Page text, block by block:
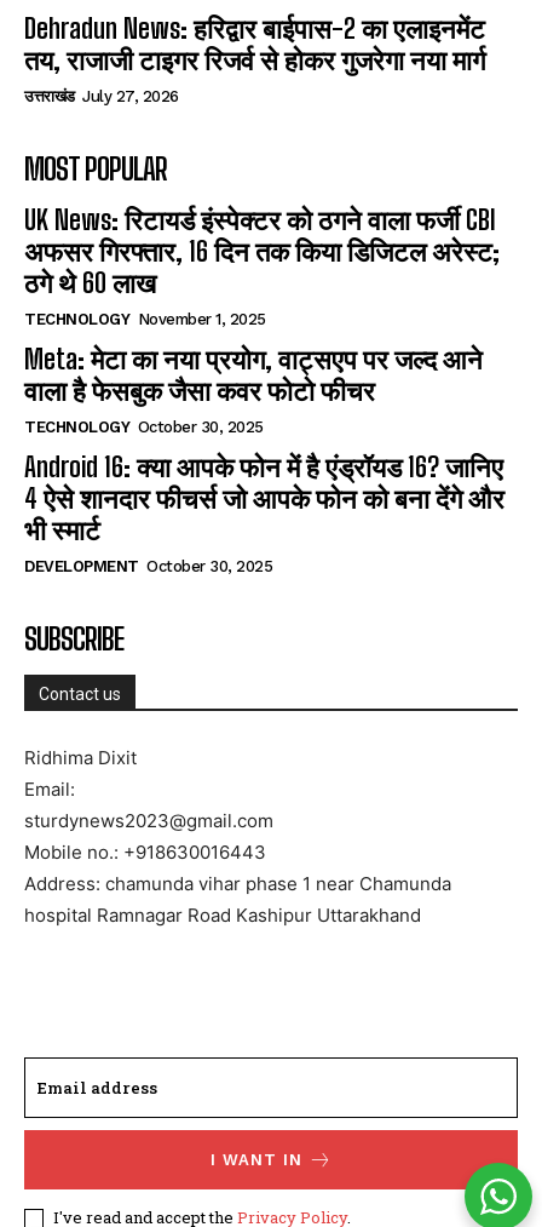
Dehradun News: हरिद्वार बाईपास-2 का एलाइनमेंट
तय, राजाजी टाइगर रिजर्व से होकर गुजरेगा नया मार्ग
उत्तराखंड July 27, 2026
MOST POPULAR
UK News: रिटायर्ड इंस्पेक्टर को ठगने वाला फर्जी CBI
अफसर गिरफ्तार, 16 दिन तक किया डिजिटल अरेस्ट;
ठगे थे 60 लाख
TECHNOLOGY November 1, 2025
Meta: मेटा का नया प्रयोग, वाट्सएप पर जल्द आने
वाला है फेसबुक जैसा कवर फोटो फीचर
TECHNOLOGY October 30, 2025
Android 16: क्या आपके फोन में है एंड्रॉयड 16? जानिए
4 ऐसे शानदार फीचर्स जो आपके फोन को बना देंगे और
भी स्मार्ट
DEVELOPMENT October 30, 2025
SUBSCRIBE
Contact us
Ridhima Dixit
Email:
sturdynews2023@gmail.com
Mobile no.: +918630016443
Address: chamunda vihar phase 1 near Chamunda
hospital Ramnagar Road Kashipur Uttarakhand
I WANT IN
I've read and accept the Privacy Policy.